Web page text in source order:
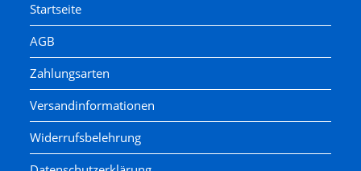
Startseite
AGB
Zahlungsarten
Versandinformationen
Widerrufsbelehrung